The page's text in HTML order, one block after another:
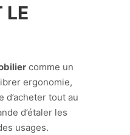
LE
comme un
ergonomie,
tout au
d’étaler les
usages.